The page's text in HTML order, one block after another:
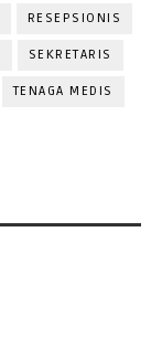
RESEPSIONIS
SEKRETARIS
TENAGA MEDIS